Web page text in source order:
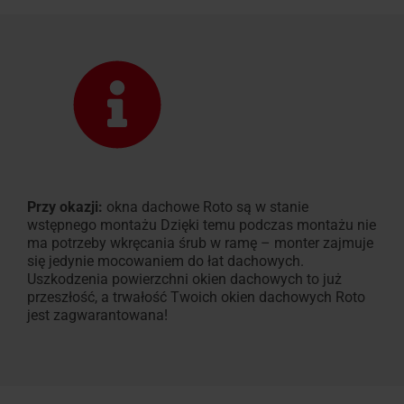
Przy okazji: okna dachowe Roto są w stanie
wstępnego montażu Dzięki temu podczas montażu nie
ma potrzeby wkręcania śrub w ramę – monter zajmuje
się jedynie mocowaniem do łat dachowych.
Uszkodzenia powierzchni okien dachowych to już
przeszłość, a trwałość Twoich okien dachowych Roto
jest zagwarantowana!